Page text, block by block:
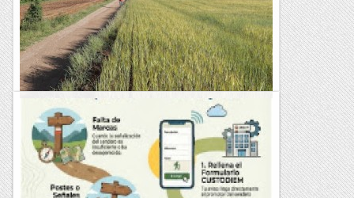
GR2: Collada del Villar - Aiguafreda
Una nova etapa, la penúltima, del GR2. Aquesta vegada hem
completat la travessia de la comarca d'Osona acabant a
Aiguafreda, a les portes del Vallès Oriental. Ha estat...
Blog de muntanya